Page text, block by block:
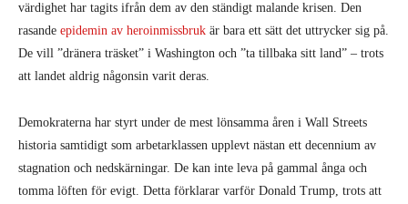
tomma löften för evigt. Detta förklarar varför Donald Trump, trots att
han är en miljardär, kunde spela rollen som outsider – vilket han
definitivt är jämfört med Clinton. Han är den första president som
aldrig haft någon hög politisk eller militär position. Och trots att han
etablissemanget ofta ganska mycket sanning.
”Vänster” och ”höger”